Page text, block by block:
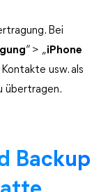
Bei
“ > „iPhone
usw. als
übertragen.
Backup